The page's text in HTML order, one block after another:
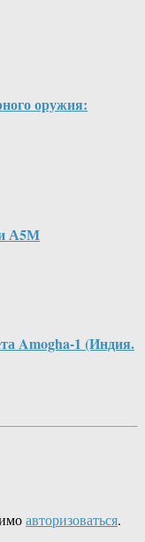
оружия:
А5М
Amogha-1 (Индия.
авторизоваться.